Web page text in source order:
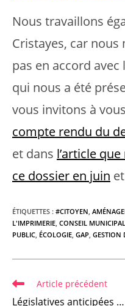
Nous travaillons
Cristayes, car
pas en accord
qui nous a été
vous invitons à
compte rendu du
et dans l’article
ce dossier en juin et
ÉTIQUETTES : #CITOYEN
L'IMPRIMERIE CONSEIL MUNICIPAL
PUBLIC ÉCOLOGIE GAP GESTION
Read
more
Article précédent
Législatives anticipées